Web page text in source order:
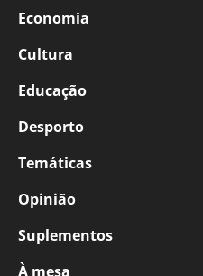
Economia
Cultura
Educação
Desporto
Temáticas
Opinião
Suplementos
À mesa